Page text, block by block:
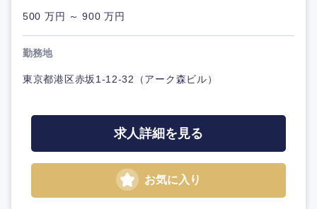
500 万円 ～ 900 万円
勤務地
東京都港区赤坂1-12-32（アーク森ビル）
求人詳細を見る
お気に入り